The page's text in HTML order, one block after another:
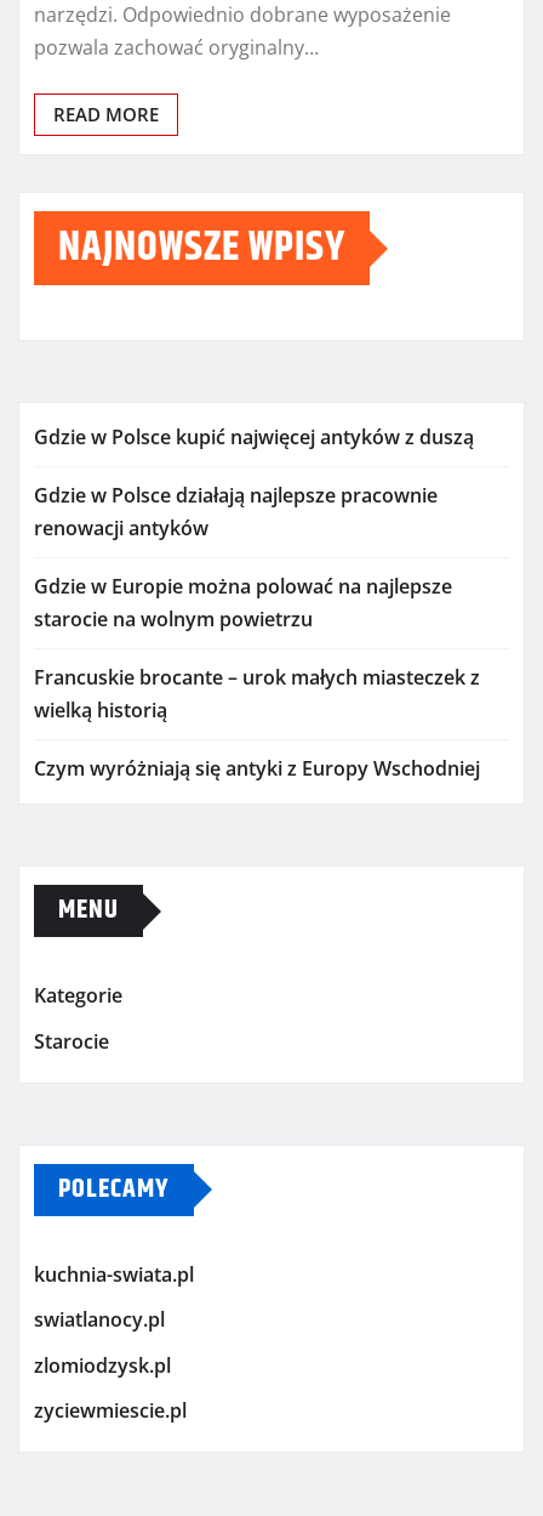
narzędzi. Odpowiednio dobrane wyposażenie
pozwala zachować oryginalny…
READ MORE
NAJNOWSZE WPISY
Gdzie w Polsce kupić najwięcej antyków z duszą
Gdzie w Polsce działają najlepsze pracownie
renowacji antyków
Gdzie w Europie można polować na najlepsze
starocie na wolnym powietrzu
Francuskie brocante – urok małych miasteczek z
wielką historią
Czym wyróżniają się antyki z Europy Wschodniej
MENU
Kategorie
Starocie
POLECAMY
kuchnia-swiata.pl
swiatlanocy.pl
zlomiodzysk.pl
zyciewmiescie.pl